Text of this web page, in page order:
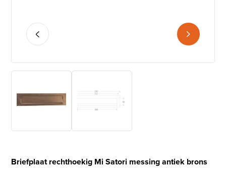
Briefplaat rechthoekig Mi Satori messing antiek brons